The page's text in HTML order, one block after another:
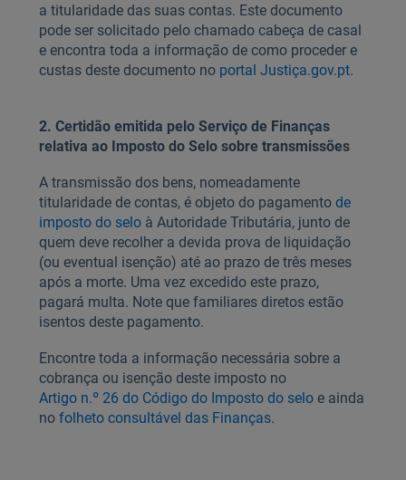
a titularidade das suas contas. Este documento
pode ser solicitado pelo chamado cabeça de casal
e encontra toda a informação de como proceder e
custas deste documento no portal Justiça.gov.pt.
2. Certidão emitida pelo Serviço de Finanças
relativa ao Imposto do Selo sobre transmissões
A transmissão dos bens, nomeadamente
titularidade de contas, é objeto do pagamento de
imposto do selo à Autoridade Tributária, junto de
quem deve recolher a devida prova de liquidação
(ou eventual isenção) até ao prazo de três meses
após a morte. Uma vez excedido este prazo,
pagará multa. Note que familiares diretos estão
isentos deste pagamento.
Encontre toda a informação necessária sobre a
cobrança ou isenção deste imposto no
Artigo n.º 26 do Código do Imposto do seloe ainda
no folheto consultável das Finanças.